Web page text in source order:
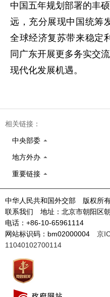
中国五年规划部署的丰
远，充分展现中国统筹
全球经济复苏带来稳定
同广东开展更多务实交
现代化发展机遇。
相关链接：
中央部委
地方外办
重要链接
中华人民共和国外交部 版权所
联系我们 地址：北京市朝阳区
电话：+86-10-65961114
网站标识码：bm02000004 京
11040102700114